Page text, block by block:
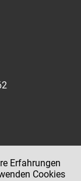
Erfahrungen
Cookies